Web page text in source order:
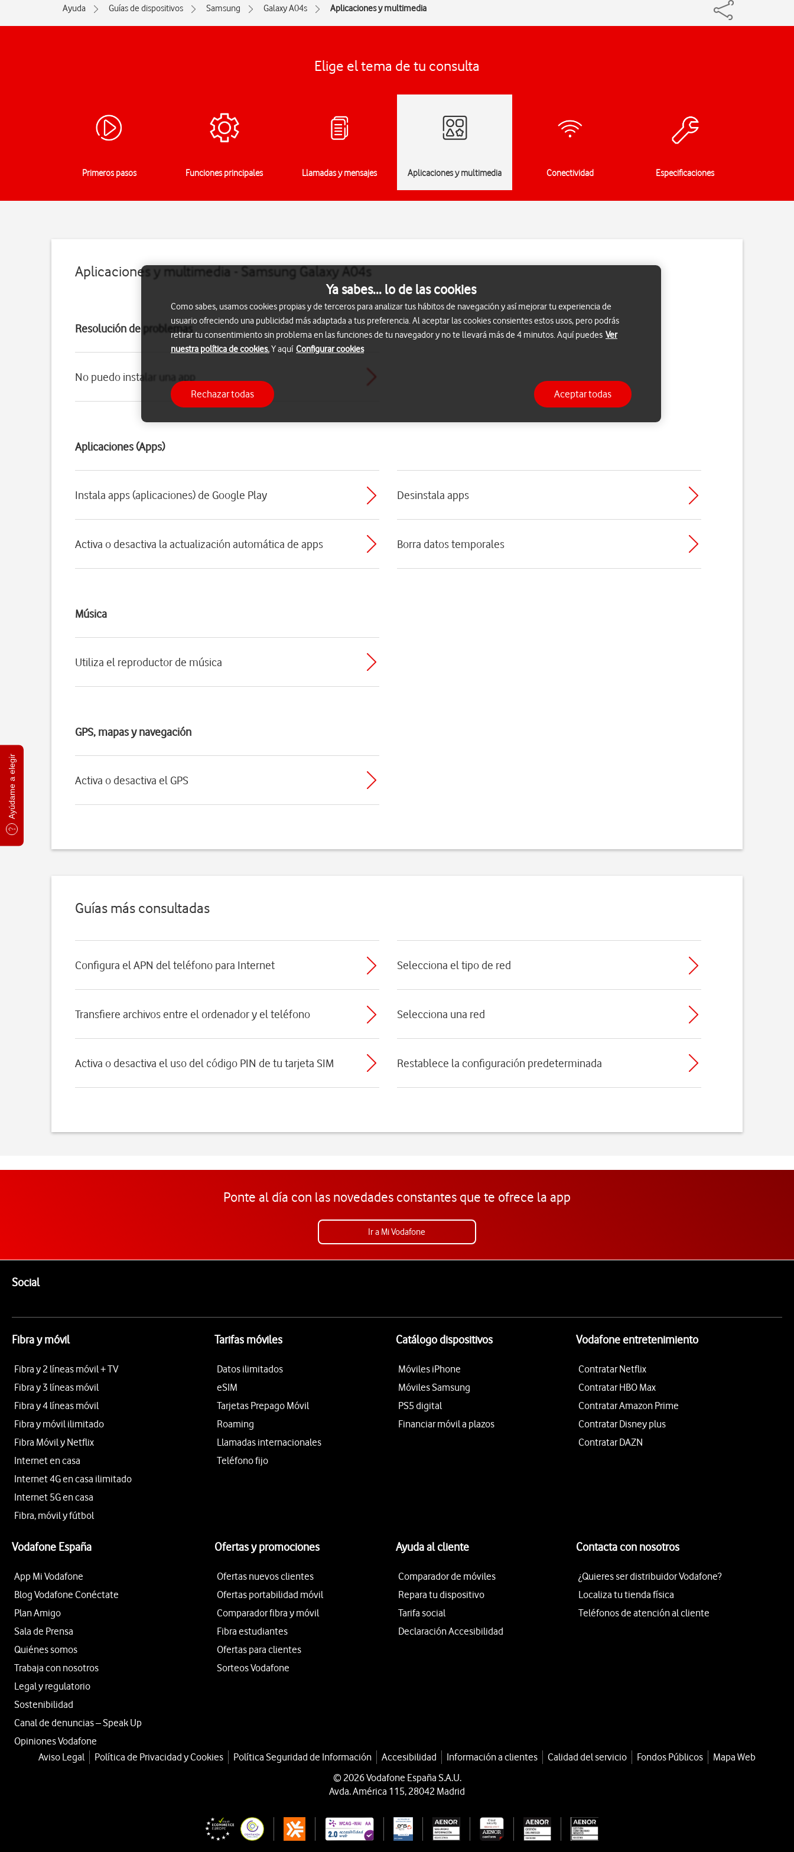
Ayúdame a elegir
Ayuda Guías de dispositivos Samsung Galaxy A04s Aplicaciones y multimedia
Elige el tema de tu consulta
Primeros pasos Funciones principales Llamadas y mensajes Aplicaciones y multimedia Conectividad Especificaciones
Aplicaciones y multimedia - Samsung Galaxy A04s
Resolución de problemas
No puedo instalar una app
Aplicaciones (Apps)
Instala apps (aplicaciones) de Google Play Desinstala apps
Activa o desactiva la actualización automática de apps Borra datos temporales
Música
Utiliza el reproductor de música
GPS, mapas y navegación
Activa o desactiva el GPS
Guías más consultadas
Configura el APN del teléfono para Internet Selecciona el tipo de red
Transfiere archivos entre el ordenador y el teléfono Selecciona una red
Activa o desactiva el uso del código PIN de tu tarjeta SIM Restablece la configuración predeterminada
Ponte al día con las novedades constantes que te ofrece la app
Ir a Mi Vodafone
SocialEnlaces a las redes sociales de Vodafone
Fibra y móvil
Fibra y 2 líneas móvil + TV
Fibra y 3 líneas móvil
Fibra y 4 líneas móvil
Fibra y móvil ilimitado
Fibra Móvil y Netflix
Internet en casa
Internet 4G en casa ilimitado
Internet 5G en casa
Fibra, móvil y fútbol
Tarifas móviles
Datos ilimitados
eSIM
Tarjetas Prepago Móvil
Roaming
Llamadas internacionales
Teléfono fijo
Catálogo dispositivos
Móviles iPhone
Móviles Samsung
PS5 digital
Financiar móvil a plazos
Vodafone entretenimiento
Contratar Netflix
Contratar HBO Max
Contratar Amazon Prime
Contratar Disney plus
Contratar DAZN
Vodafone España
App Mi Vodafone
Blog Vodafone Conéctate
Plan Amigo
Sala de Prensa
Quiénes somos
Trabaja con nosotros
Legal y regulatorio
Sostenibilidad
Canal de denuncias – Speak Up
Opiniones Vodafone
Ofertas y promociones
Ofertas nuevos clientes
Ofertas portabilidad móvil
Comparador fibra y móvil
Fibra estudiantes
Ofertas para clientes
Sorteos Vodafone
Ayuda al cliente
Comparador de móviles
Repara tu dispositivo
Tarifa social
Declaración Accesibilidad
Contacta con nosotros
¿Quieres ser distribuidor Vodafone?
Localiza tu tienda física
Teléfonos de atención al cliente
Aviso Legal Política de Privacidad y Cookies Política Seguridad de Información Accesibilidad Información a clientes Calidad del servicio Fondos Públicos
Mapa Web
© 2026 Vodafone España S.A.U.
Avda. América 115, 28042 Madrid
Ya sabes... lo de las cookies
Como sabes, usamos cookies propias y de terceros para analizar tus hábitos de navegación y así mejorar tu experiencia de
usuario ofreciendo una publicidad más adaptada a tus preferencia. Al aceptar las cookies consientes estos usos, pero podrás
retirar tu consentimiento sin problema en las funciones de tu navegador y no te llevará más de 4 minutos. Aquí puedes Ver
nuestra política de cookies.Y aquí Configurar cookies
Rechazar todas Aceptar todas